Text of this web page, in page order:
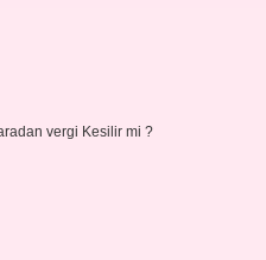
vergi Kesilir mi ?